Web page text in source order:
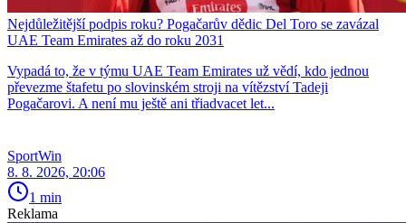
Nejdůležitější podpis roku? Pogačarův dědic Del Toro se zavázal
UAE Team Emirates až do roku 2031
Vypadá to, že v týmu UAE Team Emirates už vědí, kdo jednou
převezme štafetu po slovinském stroji na vítězství Tadeji
Pogačarovi. A není mu ještě ani třiadvacet let...
SportWin
8. 8. 2026, 20:06
1 min
Reklama